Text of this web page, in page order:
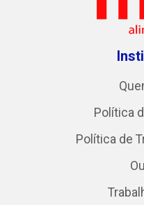
Política
Política de